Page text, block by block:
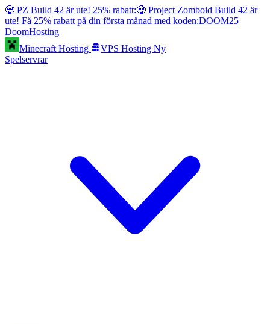
🧟 PZ Build 42 är ute! 25% rabatt:🧟 Project Zomboid Build 42 är
ute! Få 25% rabatt på din första månad med koden:DOOM25
DoomHosting
Minecraft Hosting
VPS Hosting Ny
Spelservrar